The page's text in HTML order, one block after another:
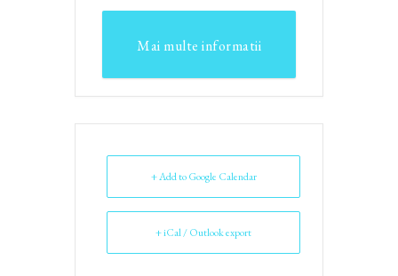
Mai multe informatii
+ Add to Google Calendar
+ iCal / Outlook export